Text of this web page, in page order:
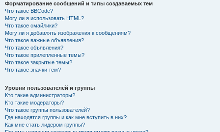
Форматирование сообщений и типы создаваемых тем
Что такое BBCode?
Могу ли я использовать HTML?
Что такое смайлики?
Могу ли я добавлять изображения к сообщениям?
Что такое важные объявления?
Что такое объявления?
Что такое прилепленные темы?
Что такое закрытые темы?
Что такое значки тем?
Уровни пользователей и группы
Кто такие администраторы?
Кто такие модераторы?
Что такое группы пользователей?
Где находятся группы и как мне вступить в них?
Как мне стать лидером группы?